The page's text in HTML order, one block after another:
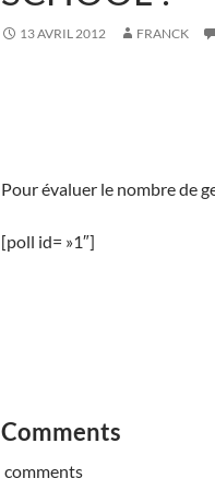
13 AVRIL 2012 FRANCK
Pour évaluer le nombre de
[poll id= »1″]
Comments
comments